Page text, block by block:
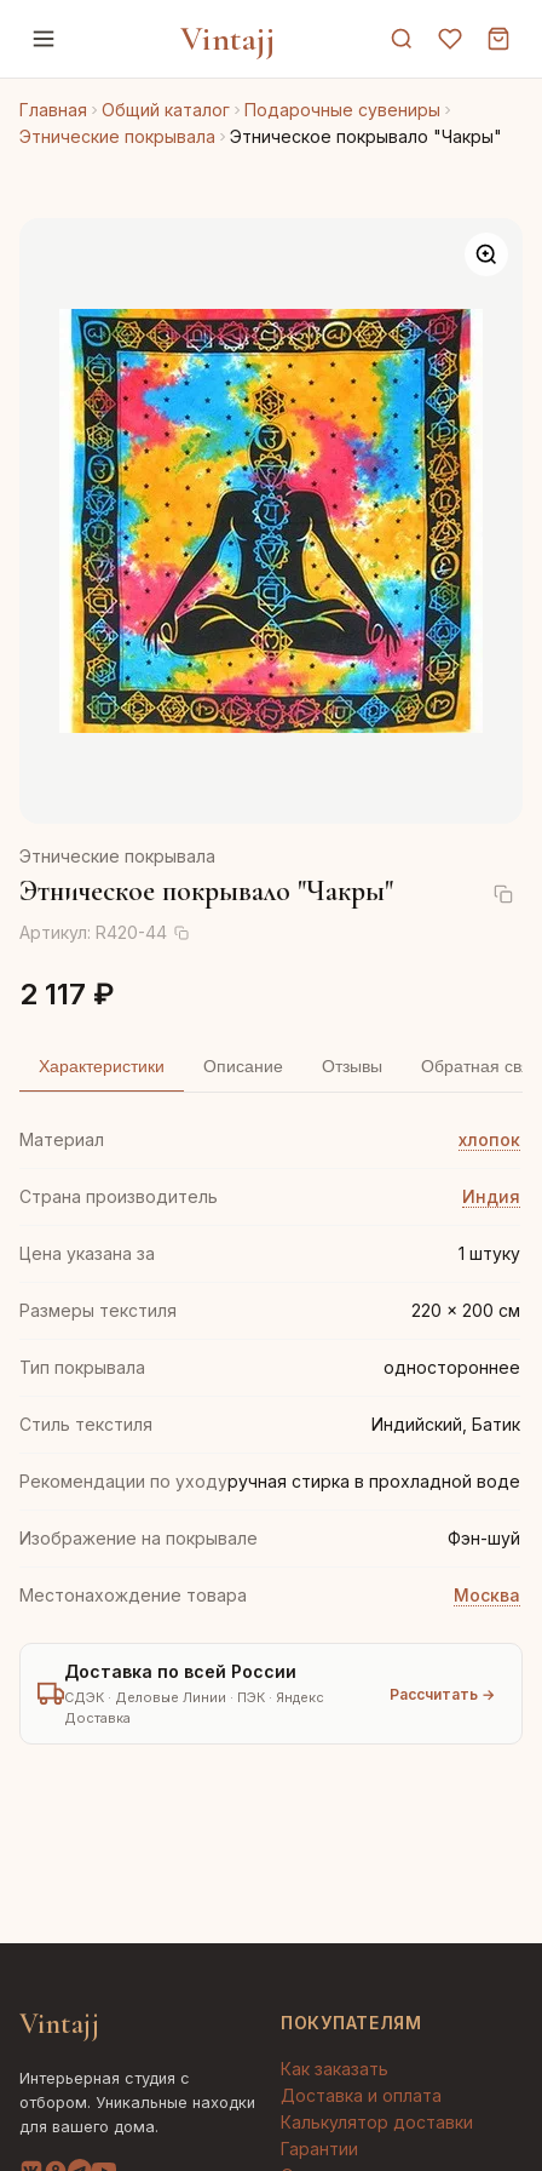
Vintajj
Главная Общий каталог
Подарочные сувениры
Этнические покрывала
Этническое покрывало "Чакры"
Этнические покрывала
Этническое покрывало "Чакры"
Артикул: R420-44
2 117 ₽
Характеристики Описание Отзывы Обратная
Материал хлопок
Страна производитель Индия
Цена указана за 1 штуку
Размеры текстиля 220 × 200 см
Тип покрывала одностороннее
Стиль текстиля Индийский, Батик
Рекомендации по уходуручная стирка в прохладной воде
Изображение на покрывале Фэн-шуй
Местонахождение товара Москва
Доставка по всей России
СДЭК · Деловые Линии · ПЭК · Яндекс
Доставка
Рассчитать →
Vintajj
Интерьерная студия с
отбором. Уникальные находки
для вашего дома.
ПОКУПАТЕЛЯМ
Как заказать
Доставка и оплата
Калькулятор доставки
Гарантии